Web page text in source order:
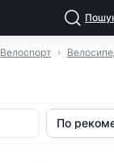
Велоспорт